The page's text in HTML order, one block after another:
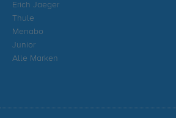
Erich Jaeger
Thule
Menabo
Junior
Alle Marken